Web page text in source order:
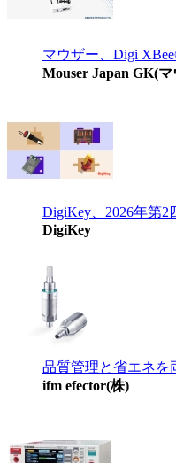
マウザー、Digi
Mouser Japan GK(
DigiKey、2026年第
DigiKey
品質管理と省エネ
ifm efector(株)